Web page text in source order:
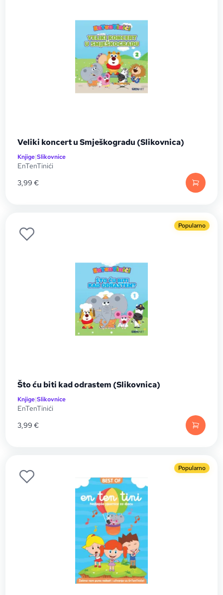
Veliki koncert u Smješkogradu (Slikovnica)
Knjige|Slikovnice
EnTenTinići
3,99€
Popularno
Što ću biti kad odrastem (Slikovnica)
Knjige|Slikovnice
EnTenTinići
3,99€
Popularno